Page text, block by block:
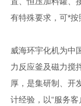
有特殊要求，可*按
威海环宇化机为中
力反应釜及磁力搅
厚，是集研制、开
计经验，以“服务